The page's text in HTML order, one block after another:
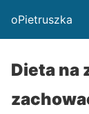
oPietruszka
Dieta na